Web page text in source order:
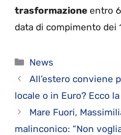
trasformazione entro
data di compimento dei
Categorie
News
All’estero conviene
locale o in Euro? Ecco
Mare Fuori,
malinconico: “Non